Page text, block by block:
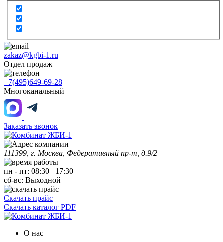
zakaz@kgbi-1.ru
Отдел продаж
+7(495)649-69-28
Многоканальный
Заказать звонок
111399, г. Москва, Федеративный пр-т, д.9/2
пн - пт: 08:30– 17:30
сб-вс: Выходной
Скачать прайс
Скачать каталог PDF
О нас